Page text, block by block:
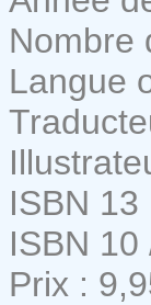
Nombre
Langue
ISBN
ISBN
Prix :